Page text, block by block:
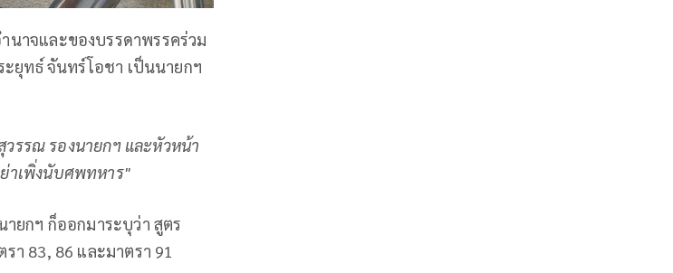
าจและของบรรดาพรรคร่วม
ยุทธ์ จันทร์โอชา เป็นนายกฯ
รรณ รองนายกฯ และหัวหน้า
าเพิ่งนับศพทหาร"
ยกฯ ก็ออกมาระบุว่า สูตร
า 83, 86 และมาตรา 91